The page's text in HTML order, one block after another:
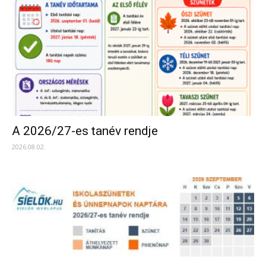
A 2026/27-es tanév rendje
2026.08.02.